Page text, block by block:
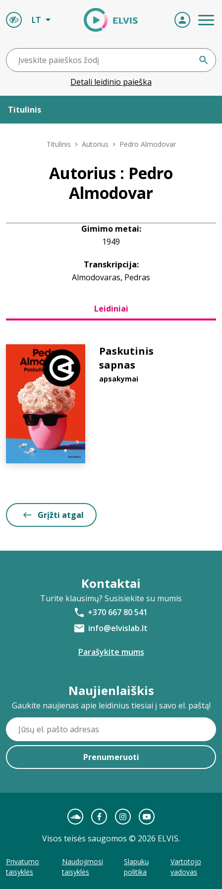
LT
Detali leidinio paieška
Titulinis
Naujienos
Titulinis Autorius Pedro Almodovar
Autorius : Pedro
Almodovar
Gimimo metai:
1949
Transkripcija:
Almodovaras, Pedras
Leidiniai
Paskutinis
sapnas
apsakymai
Grįžti atgal
Kontaktai
Turite klausimų? Susisiekite su mumis
+370 667 80 541
info@elvislab.lt
Parašykite mums
Naujienlaiškis
Gaukite naujienas apie leidinius tiesiai į savo el. paštą!
Prenumeruoti
Visos teisės saugomos © 2026 ELVIS.
Privatumo
taisyklės
Naudojimosi
taisyklės
Slapukų
politika
Vartotojo
vadovas